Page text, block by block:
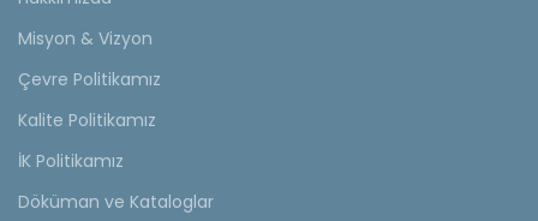
Misyon & Vizyon
Çevre Politikamız
Kalite Politikamız
İK Politikamız
Döküman ve Kataloglar